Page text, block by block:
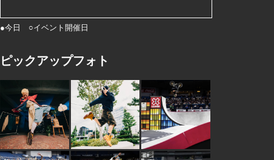
●今日 ○イベント開催日
ピックアップフォト